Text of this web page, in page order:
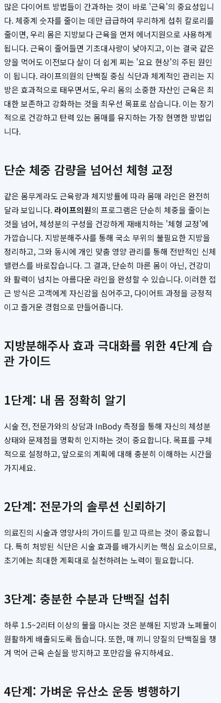
많은 다이어트 방법들이 간과하는 것이 바로 '근육'의 중요성입니
다. 체중계 숫자를 줄이는 데만 급급하여 무리하게 섭취 칼로리를
줄이면, 우리 몸은 지방보다 근육을 먼저 에너지원으로 사용하게
됩니다. 근육이 줄어들면 기초대사량이 낮아지고, 이는 결국 같은
양을 먹어도 이전보다 살이 더 쉽게 찌는 '요요 현상'의 주된 원인
이 됩니다. 라이프의원의 단백질 중심 식단과 체계적인 관리는 지
방은 효과적으로 태우면서도, 우리 몸의 소중한 자산인 근육은 최
대한 보존하고 강화하는 것을 최우선 목표로 삼습니다. 이는 장기
적으로 건강하고 탄력 있는 몸매를 유지하는 가장 현명한 방법입
니다.
단순 체중 감량을 넘어선 체형 교정
같은 몸무게라도 근육량과 체지방률에 따라 몸매 라인은 완전히
달라 보입니다. 라이프의원의 프로그램은 단순히 체중을 줄이는
것을 넘어, 체성분의 구성을 건강하게 재배치하는 '체형 교정'에
가깝습니다. 지방분해주사를 통해 국소 부위의 불필요한 지방을
정리하고, 그와 동시에 개인 맞춤 영양 관리를 통해 전반적인 신체
밸런스를 바로잡습니다. 그 결과, 단순히 마른 몸이 아닌, 건강미
와 활력이 넘치는 아름다운 라인을 완성할 수 있습니다. 이러한 접
근 방식은 고객에게 자신감을 심어주고, 다이어트 과정을 긍정적
이고 즐거운 경험으로 만들어줍니다.
지방분해주사 효과 극대화를 위한 4단계 습
관 가이드
1단계: 내 몸 정확히 알기
시술 전, 전문가와의 상담과 InBody 측정을 통해 자신의 체성분
상태와 문제점을 명확히 인지하는 것이 중요합니다. 목표를 구체
적으로 설정하고, 앞으로의 계획에 대해 충분히 이해하는 시간을
가지세요.
2단계: 전문가의 솔루션 신뢰하기
의료진의 시술과 영양사의 가이드를 믿고 따르는 것이 중요합니
다. 특히 처방된 식단은 시술 효과를 배가시키는 핵심 요소이므로,
초기에는 최대한 계획대로 실천하려는 노력이 필요합니다.
3단계: 충분한 수분과 단백질 섭취
하루 1.5~2리터 이상의 물을 마시는 것은 분해된 지방과 노폐물이
원활하게 배출되도록 돕습니다. 또한, 매 끼니 양질의 단백질을 챙
겨 먹어 근육 손실을 방지하고 포만감을 유지하세요.
4단계: 가벼운 유산소 운동 병행하기